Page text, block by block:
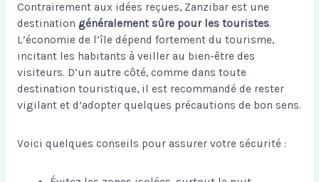
Contrairement aux idées reçues, Zanzibar est une
destination généralement sûre pour les touristes.
L’économie de l’île dépend fortement du tourisme,
incitant les habitants à veiller au bien-être des
visiteurs. D’un autre côté, comme dans toute
destination touristique, il est recommandé de rester
vigilant et d’adopter quelques précautions de bon sens.
Voici quelques conseils pour assurer votre sécurité :